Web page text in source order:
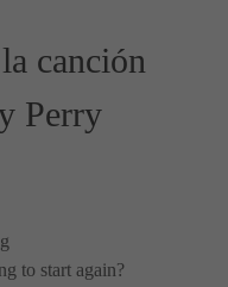
canción
Perry
to start again?